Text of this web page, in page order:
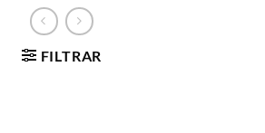
FILTRAR